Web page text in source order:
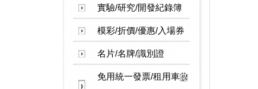
實驗/研究/開發紀錄簿
模彩/折價/優惠/入場券
名片/名牌/識別證
免用統一發票/租用車收